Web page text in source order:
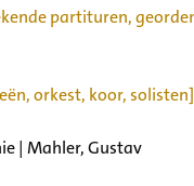
partituren,
orkest, koor, solisten]
| Mahler, Gustav